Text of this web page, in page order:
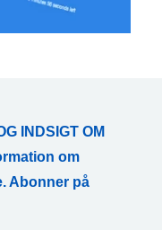
INDSIGT OM
om
Abonner på